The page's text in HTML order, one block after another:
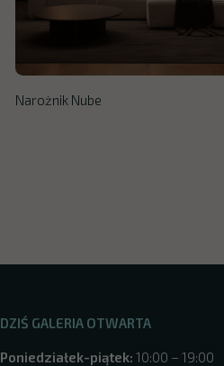
Narożnik Nube
DZIŚ GALERIA OTWARTA
Poniedziałek-piątek: 10:00 – 19:00